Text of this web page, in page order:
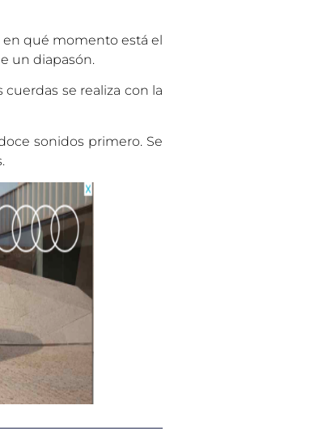
en qué momento está el
un diapasón.
se realiza con la
sonidos primero. Se